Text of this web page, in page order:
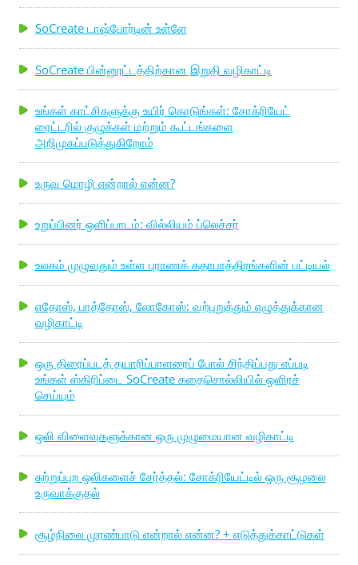
SoCreate டாஷ்போர்டின் உள்ளே
SoCreate பின்னூட்டத்திற்கான இறுதி வழிகாட்டி
உங்கள் காட்சிகளுக்கு உயிர் கொடுங்கள்: சோக்ரியேட்
ரைட்டரில் குழுக்கள் மற்றும் கூட்டங்களை
அறிமுகப்படுத்துகிறோம்
உருவ மொழி என்றால் என்ன?
உறுப்பினர் ஒளிப்பாடம்: வில்லியம் ப்லெச்சர்
உலகம் முழுவதும் உள்ள புராணக் கதாபாத்திரங்களின் பட்டியல்
எதோஸ், பாத்தோஸ், லோகோஸ்: வற்புறுத்தும் எழுத்துக்கான
வழிகாட்டி
ஒரு திரைப்படத் தயாரிப்பாளரைப் போல் சிந்திப்பது எப்படி
உங்கள் ஸ்கிரிப்டை SoCreate கதைசொல்லியில் ஒளிரச்
செய்யும்
ஒலி விளைவுகளுக்கான ஒரு முழுமையான வழிகாட்டி
சுற்றுப்புற ஒலிகளைச் சேர்த்தல்: சோக்ரியேட்டில் ஒரு சூழலை
உருவாக்குதல்
சூழ்நிலை முரண்பாடு என்றால் என்ன? + எடுத்துக்காட்டுகள்